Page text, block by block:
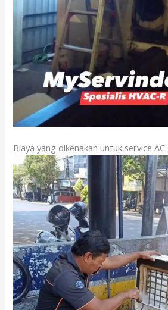
Biaya yang dikenakan untuk service